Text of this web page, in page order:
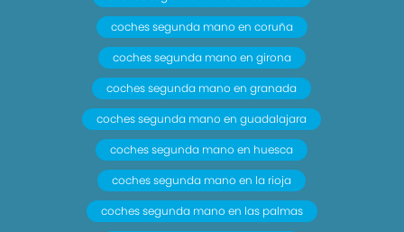
coches segunda mano en coruña
coches segunda mano en girona
coches segunda mano en granada
coches segunda mano en guadalajara
coches segunda mano en huesca
coches segunda mano en la rioja
coches segunda mano en las palmas